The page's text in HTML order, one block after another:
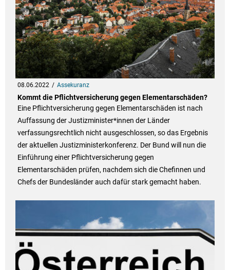
08.06.2022 Assekuranz
Kommt die Pflichtversicherung gegen Elementarschäden?
Eine Pflichtversicherung gegen Elementarschäden ist nach
Auffassung der Justizminister*innen der Länder
verfassungsrechtlich nicht ausgeschlossen, so das Ergebnis
der aktuellen Justizministerkonferenz. Der Bund will nun die
Einführung einer Pflichtversicherung gegen
Elementarschäden prüfen, nachdem sich die Chefinnen und
Chefs der Bundesländer auch dafür stark gemacht haben.